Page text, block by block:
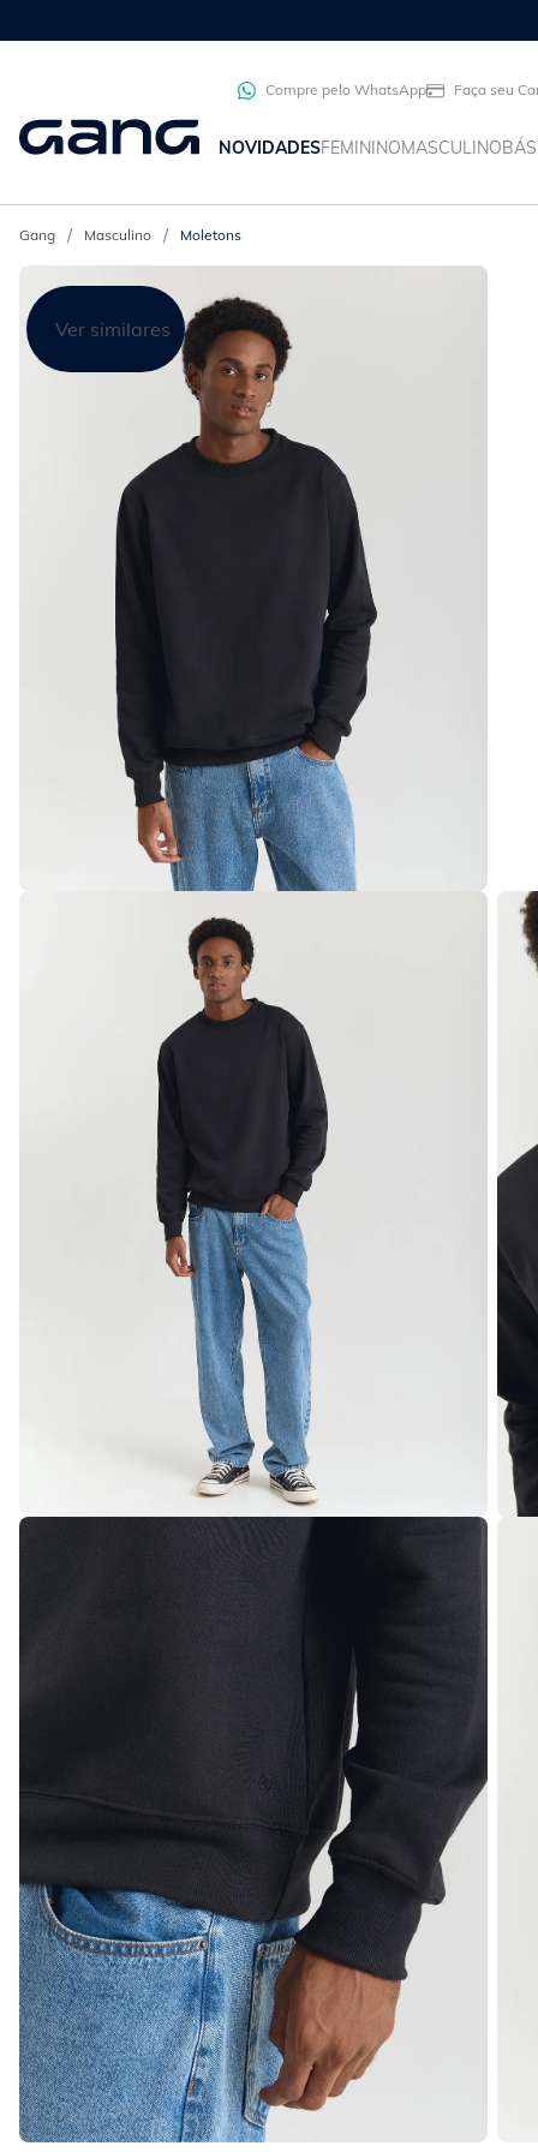
Compre pelo WhatsApp Faça seu
NOVIDADESFEMININOMASCULINO
Masculino Moletons
Ver similares